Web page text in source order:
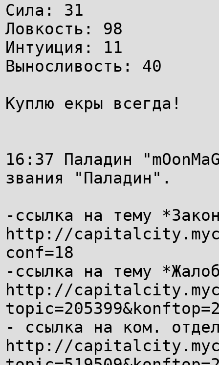
Сила: 31
Ловкость: 98
Интуиция: 11
Выносливость: 40
Куплю екры всегда!
16:37 Паладин
звания "Паладин".
-ссылка на тему
http://
conf=18
-ссылка на тему
http://
- ссылка на ком.
http://